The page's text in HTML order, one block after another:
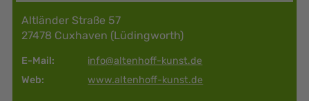
Altländer Straße 57
27478 Cuxhaven (Lüdingworth)
E-Mail:
info@altenhoff-kunst.de
Web:
www.altenhoff-kunst.de